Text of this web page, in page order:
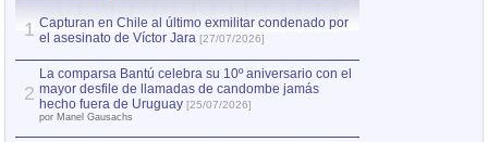
1 Capturan en Chile al último exmilitar condenado por
el asesinato de Víctor Jara [27/07/2026]
2
La comparsa Bantú celebra su 10º aniversario con el
mayor desfile de llamadas de candombe jamás
hecho fuera de Uruguay [25/07/2026]
por Manel Gausachs